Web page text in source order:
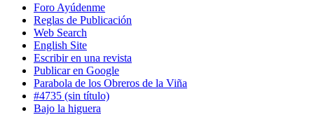
Foro Ayúdenme
Reglas de Publicación
Web Search
English Site
Escribir en una revista
Publicar en Google
Parabola de los Obreros de la Viña
#4735 (sin título)
Bajo la higuera